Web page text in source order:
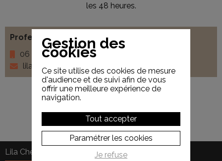
les 48 heures.
Professionnel
: Lila Cheval
06 31 41 83 26
lila.cheval@2s3r.com
Lila Cheval
06 31 41 83 26
Gestion des
cookies
Ce site utilise des cookies de mesure
d'audience et de suivi afin de vous
offrir une meilleure expérience de
navigation.
Tout accepter
Paramétrer les cookies
Je refuse